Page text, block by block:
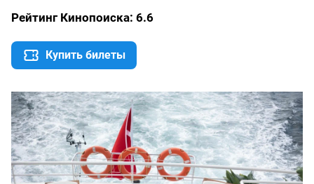
Рейтинг Кинопоиска: 6.6
Купить билеты